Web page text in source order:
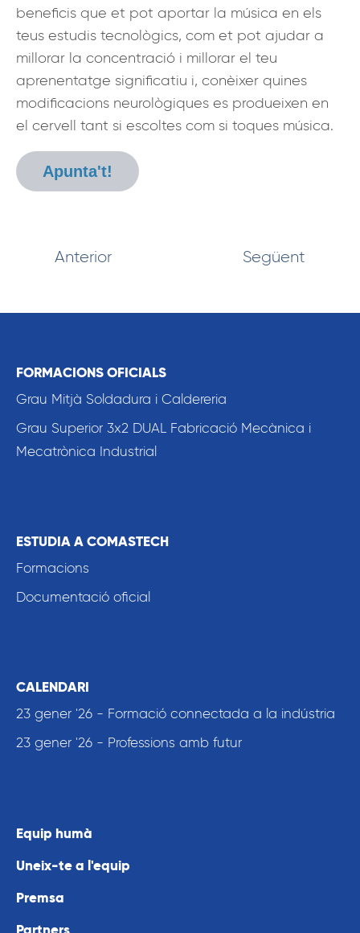
beneficis que et pot aportar la música en els
teus estudis tecnològics, com et pot ajudar a
millorar la concentració i millorar el teu
aprenentatge significatiu i, conèixer quines
modificacions neurològiques es produeixen en
el cervell tant si escoltes com si toques música.
Apunta't!
Anterior Següent
FORMACIONS OFICIALS
Grau Mitjà Soldadura i Caldereria
Grau Superior 3x2 DUAL Fabricació Mecànica i
Mecatrònica Industrial
ESTUDIA A COMASTECH
Formacions
Documentació oficial
CALENDARI
23 gener '26 - Formació connectada a la indústria
23 gener '26 - Professions amb futur
Equip humà
Uneix-te a l'equip
Premsa